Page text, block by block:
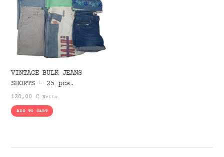
VINTAGE BULK JEANS
SHORTS – 25 pcs.
120,00€ Netto
ADD TO CART